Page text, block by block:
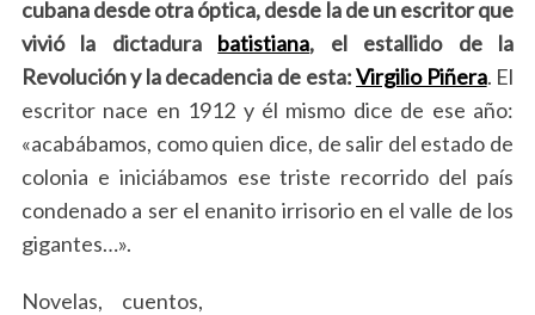
cubana desde otra óptica, desde la de un escritor que
vivió la dictadura batistiana, el estallido de la
Revolución y la decadencia de esta:Virgilio Piñera. El
escritor nace en 1912 y él mismo dice de ese año:
«acabábamos, como quien dice, de salir del estado de
colonia e iniciábamos ese triste recorrido del país
condenado a ser el enanito irrisorio en el valle de los
gigantes…».
Novelas, cuentos,